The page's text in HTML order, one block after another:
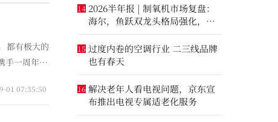
都有极大的
手一周年之
01 07:35:50
14 2026半年报 | 制氧机市场复盘：
海尔，鱼跃双龙头格局强化，大
升数制氧市场进一步打开
15 过度内卷的空调行业 二三线品牌
也有春天
16 解决老年人看电视问题，京东宣
布推出电视专属适老化服务